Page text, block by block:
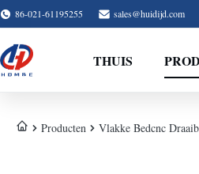
86-021-61195255 sales@huidijd.com
THUIS
Producten Vlakke Bedcnc